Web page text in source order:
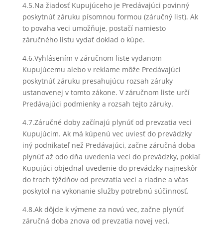
4.5.Na žiadosť Kupujúceho je Predávajúci povinný
poskytnúť záruku písomnou formou (záručný list). Ak
to povaha veci umožňuje, postačí namiesto
záručného listu vydať doklad o kúpe.
4.6.Vyhlásením v záručnom liste vydanom
Kupujúcemu alebo v reklame môže Predávajúci
poskytnúť záruku presahujúcu rozsah záruky
ustanovenej v tomto zákone. V záručnom liste určí
Predávajúci podmienky a rozsah tejto záruky.
4.7.Záručné doby začínajú plynúť od prevzatia veci
Kupujúcim. Ak má kúpenú vec uviesť do prevádzky
iný podnikateľ než Predávajúci, začne záručná doba
plynúť až odo dňa uvedenia veci do prevádzky, pokiaľ
Kupujúci objednal uvedenie do prevádzky najneskôr
do troch týždňov od prevzatia veci a riadne a včas
poskytol na vykonanie služby potrebnú súčinnosť.
4.8.Ak dôjde k výmene za novú vec, začne plynúť
záručná doba znova od prevzatia novej veci.